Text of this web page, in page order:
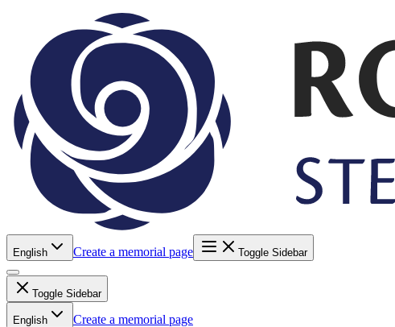
English Create a memorial page Toggle Sidebar
Toggle Sidebar
English Create a memorial page